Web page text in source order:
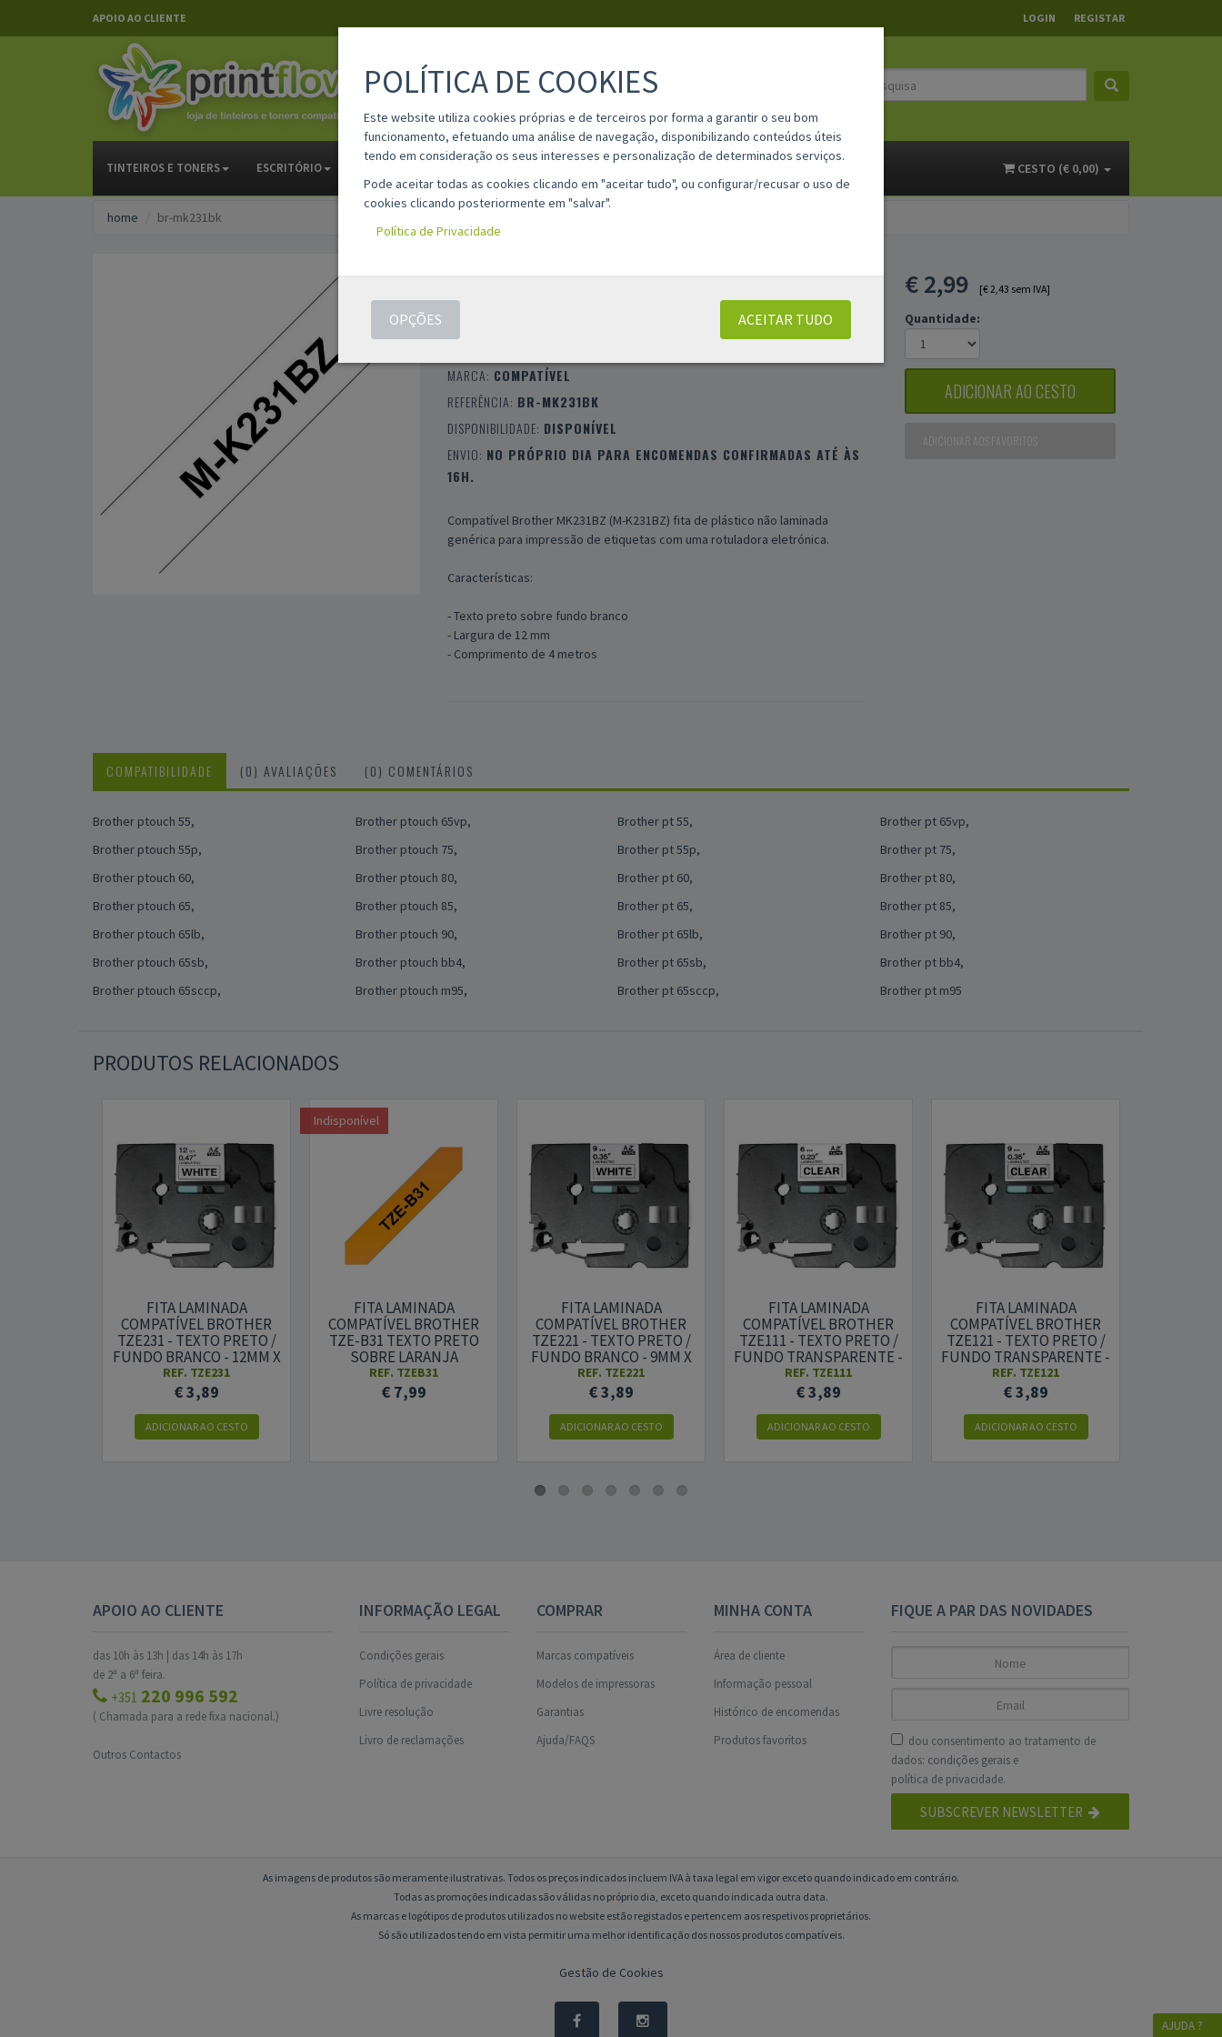
APOIO AO CLIENTE LOGIN REGISTAR
TINTEIROS E TONERS ESCRITÓRIO MATERIAL ESCOLAR INFORMAÇÕES CONTACTOS CESTO (€ 0,00)
home br-mk231bk
12MM X 4M
MARCA: COMPATÍVEL
REFERÊNCIA: BR-MK231BK
DISPONIBILIDADE: DISPONÍVEL
ENVIO: NO PRÓPRIO DIA PARA ENCOMENDAS CONFIRMADAS ATÉ ÀS
16H.
Compatível Brother MK231BZ (M-K231BZ) fita de plástico não laminada
genérica para impressão de etiquetas com uma rotuladora eletrónica.
Características:
- Texto preto sobre fundo branco
- Largura de 12 mm
- Comprimento de 4 metros
€2,99 [€ 2,43 sem IVA]
Quantidade:
ADICIONAR AO CESTO
ADICIONAR AOS FAVORITOS
COMPATIBILIDADE (0) AVALIAÇÕES (0) COMENTÁRIOS
Brother ptouch 55,
Brother ptouch 55p,
Brother ptouch 60,
Brother ptouch 65,
Brother ptouch 65lb,
Brother ptouch 65sb,
Brother ptouch 65sccp,
Brother ptouch 65vp,
Brother ptouch 75,
Brother ptouch 80,
Brother ptouch 85,
Brother ptouch 90,
Brother ptouch bb4,
Brother ptouch m95,
Brother pt 55,
Brother pt 55p,
Brother pt 60,
Brother pt 65,
Brother pt 65lb,
Brother pt 65sb,
Brother pt 65sccp,
Brother pt 65vp,
Brother pt 75,
Brother pt 80,
Brother pt 85,
Brother pt 90,
Brother pt bb4,
Brother pt m95
PRODUTOS RELACIONADOS
FITA LAMINADA
COMPATÍVEL BROTHER
TZE231 - TEXTO PRETO /
FUNDO BRANCO - 12MM X
8M
REF. TZE231
€ 3,89
ADICIONAR AO CESTO
Indisponível
FITA LAMINADA
COMPATÍVEL BROTHER
TZE-B31 TEXTO PRETO
SOBRE LARANJA
FLORESCENTE 12MM X
8M(TZ-B31)
REF. TZEB31
€ 7,99
FITA LAMINADA
COMPATÍVEL BROTHER
TZE221 - TEXTO PRETO /
FUNDO BRANCO - 9MM X
8M
REF. TZE221
€ 3,89
ADICIONAR AO CESTO
FITA LAMINADA
COMPATÍVEL BROTHER
TZE111 - TEXTO PRETO /
FUNDO TRANSPARENTE -
6MM X 8M
REF. TZE111
€ 3,89
ADICIONAR AO CESTO
FITA LAMINADA
COMPATÍVEL BROTHER
TZE121 - TEXTO PRETO /
FUNDO TRANSPARENTE -
9MM X 8M
REF. TZE121
€ 3,89
ADICIONAR AO CESTO
APOIO AO CLIENTE
das 10h às 13h | das 14h às 17h
de 2ª a 6ª feira.
+351 220 996 592
( Chamada para a rede fixa nacional.)
Outros Contactos
INFORMAÇÃO LEGAL
Condições gerais
Política de privacidade
Livre resolução
Livro de reclamações
COMPRAR
Marcas compatíveis
Modelos de impressoras
Garantias
Ajuda/FAQS
MINHA CONTA
Área de cliente
Informação pessoal
Histórico de encomendas
Produtos favoritos
FIQUE A PAR DAS NOVIDADES
dou consentimento ao tratamento de
dados: condições geraise
política de privacidade.
SUBSCREVER NEWSLETTER
As imagens de produtos são meramente ilustrativas. Todos os preços indicados incluem IVA à taxa legal em vigor exceto quando indicado em contrário.
Todas as promoções indicadas são válidas no próprio dia, exceto quando indicada outra data.
As marcas e logótipos de produtos utilizados no website estão registados e pertencem aos respetivos proprietários.
Só são utilizados tendo em vista permitir uma melhor identificação dos nossos produtos compatíveis.
Gestão de Cookies
AJUDA ?
POLÍTICA DE COOKIES
Este website utiliza cookies próprias e de terceiros por forma a garantir o seu bom
funcionamento, efetuando uma análise de navegação, disponibilizando conteúdos úteis
tendo em consideração os seus interesses e personalização de determinados serviços.
Pode aceitar todas as cookies clicando em "aceitar tudo", ou configurar/recusar o uso de
cookies clicando posteriormente em "salvar".
Política de Privacidade
ACEITAR TUDO
OPÇÕES